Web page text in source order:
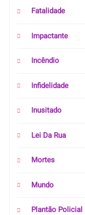
Fatalidade
Impactante
Incêndio
Infidelidade
Inusitado
Lei Da Rua
Mortes
Mundo
Plantão Policial